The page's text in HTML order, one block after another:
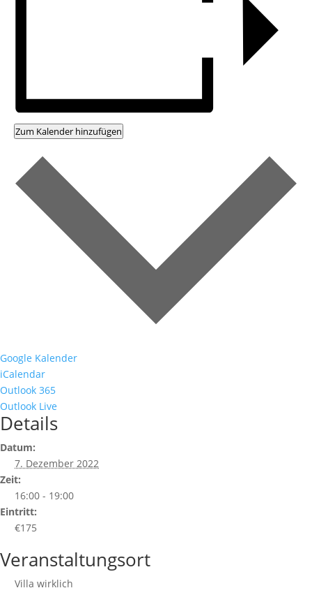
Zum Kalender hinzufügen
Google Kalender
iCalendar
Outlook 365
Outlook Live
Details
Datum:
7. Dezember 2022
Zeit:
16:00 - 19:00
Eintritt:
€175
Veranstaltungsort
Villa wirklich